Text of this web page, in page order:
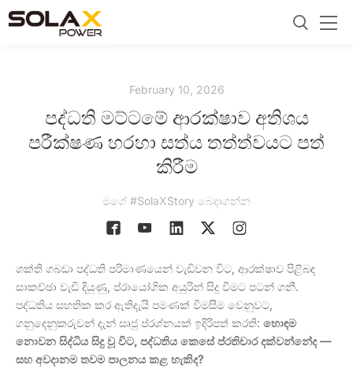
February 10, 2026
පද්ධති මට්ටමේ ආරක්ෂාව අතිශය
පරීක්ෂණ හරහා සත්ය තත්ත්වයට පත්
කිරීම
මගේ #SolaXStory බෙදාගන්න
ශක්ති ගබඩා පද්ධති පරිමාණයෙන් වැඩිවන විට, ආරක්ෂාව පිළිබඳ
සාකච්ඡා වැඩි දියුණු, ප්රායෝගික අයුරින් සිදු වීමට පටන් ගනී.
පද්ධතිය සහතික කර ඇතිදැයි පමණක් විමසීම වෙනුවට,
ගනුදෙනුකරුවන් දැන් සෘජු ප්රශ්නයක් ඉදිරිපත් කරති: හොඳම
නොවන සිද්ධිය සිදු වූ විට, පද්ධතිය කෙසේ ප්රතිචාර දක්වන්නේද —
සහ අවදානම තවම පාලනය කළ හැකිද?